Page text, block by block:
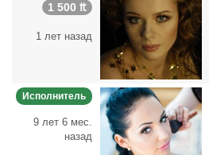
1 500 ₶
1 лет назад
Исполнитель
9 лет 6 мес.
назад